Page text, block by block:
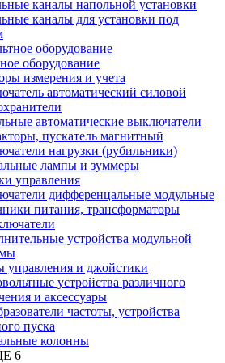
каналы напольной установки
каналы для установки под
оборудование
измерения и учета
автоматический силовой
автоматические выключатели
пускатель магнитный
нагрузки (рубильники)
лампы и зуммеры
управления
дифференцальные модульные
питания, трансформаторы
устройства модульной
управления и джойстики
устройства различного
и аксессуары
частоты, устройства
пуска
колонны
6